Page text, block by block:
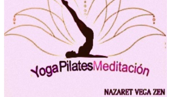
No tengo para alimentarlos, ayuda
Leales.org » Gran Canaria |